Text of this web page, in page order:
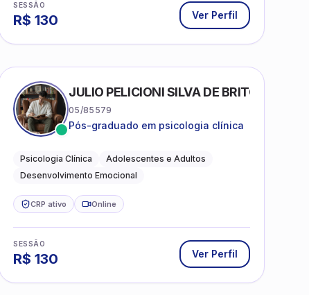
SESSÃO
R$ 130 Ver Perfil
JULIO PELICIONI SILVA DE BRITO
05/85579
Pós-graduado em psicologia clínica
Psicologia Clínica
Adolescentes e Adultos
Desenvolvimento Emocional
CRP ativo Online
SESSÃO
R$ 130 Ver Perfil